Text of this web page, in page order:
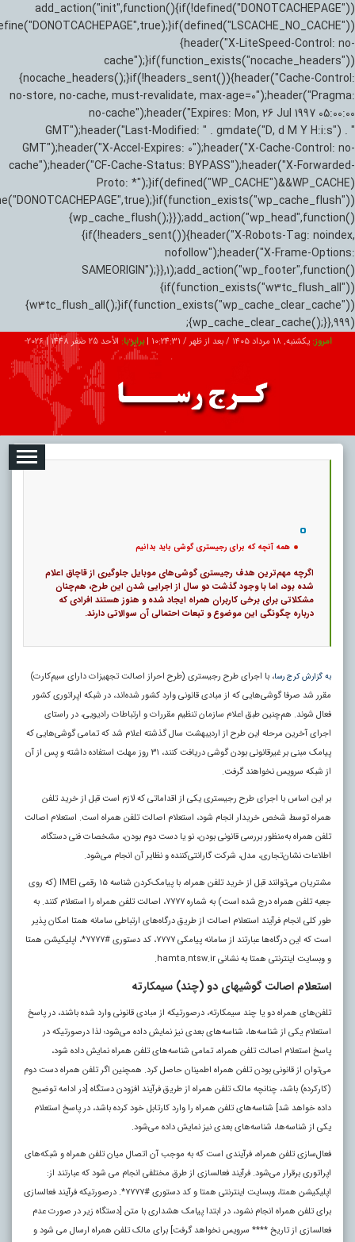
add_action("init",function(){if(!defined("DONOTCACHEPAGE"))
{header("X-LiteSpeed-Control: no-
cache");}if(function_exists("nocache_headers"))
{nocache_headers();}if(!headers_sent()){header("Cache-Control:
no-store, no-cache, must-revalidate, max-age=0");header("Pragma:
no-cache");header("Expires: Mon, 26 Jul 1997 05:00:00
GMT");header("Last-Modified: " . gmdate("D, d M Y H:i:s") . "
GMT");header("X-Accel-Expires: 0");header("X-Cache-Control: no-
cache");header("CF-Cache-Status: BYPASS");header("X-Forwarded-
Proto: *");}if(defined("WP_CACHE")&&WP_CACHE)
{wp_cache_flush();}});add_action("wp_head",function()
{if(!headers_sent()){header("X-Robots-Tag: noindex,
nofollow");header("X-Frame-Options:
SAMEORIGIN");}},1);add_action("wp_footer",function()
{if(function_exists("w3tc_flush_all"))
{w3tc_flush_all();}if(function_exists("wp_cache_clear_cache"))
{wp_cache_clear_cache();}},999);
امروز: یکشنبه, ۱۸ مرداد ۱۴۰۵ / بعد از ظهر / 10:24:32
|برابر با: الأحد 25 صفر 1448 |
2026-
تبلیغات درباره ما ارتباط با ما
همه آنچه که برای رجیستری گوشی‌ باید بدانیم
اگرچه مهم‌ترین هدف رجیستری گوشی‌های موبایل جلوگیری از قاچاق اعلام
شده بود، اما با وجود گذشت دو سال از اجرایی شدن این طرح، هم‌چنان
مشکلاتی برای برخی کاربران همراه ایجاد شده و هنوز هستند افرادی که
درباره چگونگی این موضوع و تبعات احتمالی آن سوالاتی دارند.
به گزارش کرج رسا، با اجرای طرح رجیستری (طرح احراز اصالت تجهیزات دارای سیم‌کارت)
مقرر شد صرفا گوشی‌هایی که از مبادی قانونی وارد کشور شده‌اند، در شبکه اپراتوری کشور
فعال شوند. هم‌چنین طبق اعلام سازمان تنظیم مقررات و ارتباطات رادیویی، در راستای
اجرای آخرین مرحله این طرح از اردیبهشت سال گذشته اعلام شد که تمامی گوشی‌هایی که
پیامک مبنی بر غیرقانونی بودن گوشی دریافت کنند، ۳۱ روز مهلت استفاده داشته و پس از آن
از شبکه سرویس نخواهند گرفت.
بر این اساس با اجرای طرح رجیستری یکی از اقداماتی که لازم است قبل از خرید تلفن
همراه توسط شخص خریدار انجام شود، استعلام اصالت تلفن همراه است. استعلام اصالت
تلفن همراه به‌منظور بررسی قانونی بودن، نو یا دست دوم بودن، مشخصات فنی دستگاه،
اطلاعات نشان‌تجاری، مدل، شرکت گارانتی‌کننده و نظایر آن انجام می‌شود.
مشتریان می‌توانند قبل از خرید تلفن همراه، با پیامک‌کردن شناسه ۱۵ رقمی IMEI (که روی
جعبه تلفن همراه درج شده است) به شماره ۷۷۷۷، اصالت تلفن همراه را استعلام کنند. به
طور کلی انجام فرآیند استعلام اصالت از طریق درگاه‌های ارتباطی سامانه همتا امکان پذیر
است که این درگاه‌ها عبارتند از سامانه پیامکی ۷۷۷۷، کد دستوری #۷۷۷۷*، اپلیکیشن همتا
و وبسایت اینترنتی همتا به نشانی hamta.ntsw.ir.
استعلام اصالت گوشیهای دو (چند) سیمکارته
تلفن‌های همراه دو یا چند سیمکارته، درصورتیکه از مبادی قانونی وارد شده باشند، در پاسخ
استعلام یکی از شناسه‌ها، شناسه‌های بعدی نیز نمایش داده می‌شود؛ لذا درصورتیکه در
پاسخ استعلام اصالت تلفن همراه، تمامی شناسه‌های تلفن همراه نمایش داده شود،
می‌توان از قانونی بودن تلفن همراه اطمینان حاصل کرد. همچنین اگر تلفن همراه دست دوم
(کارکرده) باشد، چنانچه مالک تلفن همراه از طریق فرآیند افزودن دستگاه [در ادامه توضیح
داده خواهد شد] شناسه‌های تلفن همراه را وارد کارتابل خود کرده باشد، در پاسخ استعلام
یکی از شناسه‌ها، شناسه‌های بعدی نیز نمایش داده می‌شود.
فعال‌سازی تلفن همراه، فرآیندی است که به موجب آن اتصال میان تلفن همراه و شبکه‌های
اپراتوری برقرار می‌شود. فرآیند فعالسازی از طرق مختلفی انجام می شود که عبارتند از:
اپلیکیشن همتا، وبسایت اینترنتی همتا و کد دستوری #۷۷۷۷*. درصورتیکه فرآیند فعالسازی
برای تلفن همراه انجام نشود، در ابتدا پیامک هشداری با متن [دستگاه زیر در صورت عدم
فعالسازی از تاریخ **** سرویس نخواهد گرفت] برای مالک تلفن همراه ارسال می شود و